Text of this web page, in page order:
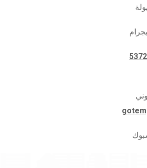
+372 5372